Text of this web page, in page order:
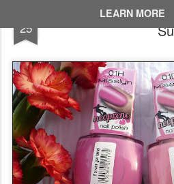
LEARN MORE
25
Dziewczyna serfera